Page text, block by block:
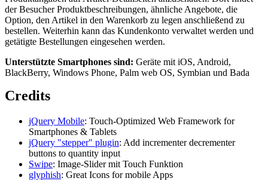
der Besucher Produktbeschreibungen, ähnliche Angebote, die
Option, den Artikel in den Warenkorb zu legen anschließend zu
bestellen. Weiterhin kann das Kundenkonto verwaltet werden und
getätigte Bestellungen eingesehen werden.
Unterstützte Smartphones sind: Geräte mit iOS, Android,
BlackBerry, Windows Phone, Palm web OS, Symbian und Bada
Credits
jQuery Mobile: Touch-Optimized Web Framework for
Smartphones & Tablets
jQuery "stepper" plugin: Add incrementer decrementer
buttons to quantity input
Swipe: Image-Slider mit Touch Funktion
glyphish: Great Icons for mobile Apps